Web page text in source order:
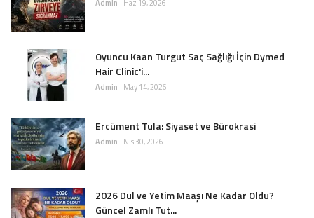
Admin Haz 19, 2026
Oyuncu Kaan Turgut Saç Sağlığı İçin Dymed
Hair Clinic'i...
Admin May 14, 2026
Ercüment Tula: Siyaset ve Bürokrasi
Admin Nis 30, 2026
2026 Dul ve Yetim Maaşı Ne Kadar Oldu?
Güncel Zamlı Tut...